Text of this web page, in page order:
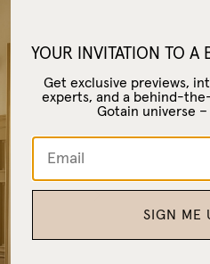
YOUR INVITATION TO A
Get exclusive previews,
experts, and a behind-
Gotain universe
SIGN ME